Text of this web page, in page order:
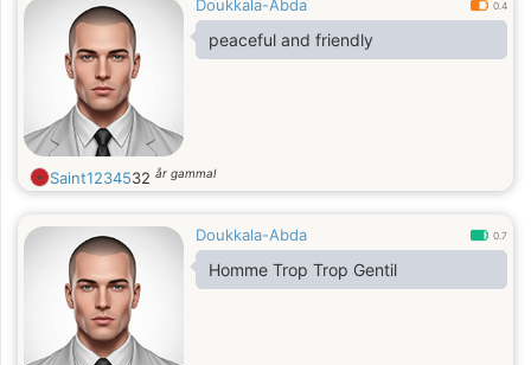
Doukkala-Abda 0.4
peaceful and friendly
Saint1234532 år gammal
Doukkala-Abda 0.7
Homme Trop Trop Gentil